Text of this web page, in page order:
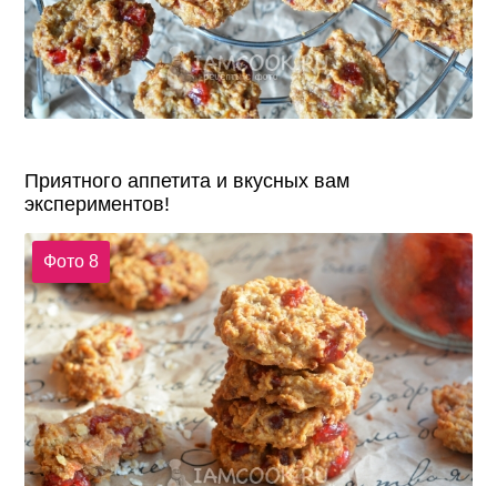
Приятного аппетита и вкусных вам
экспериментов!
Фото 8